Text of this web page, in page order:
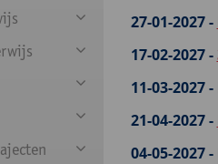
27-01-2027 -
17-02-2027 -
11-03-2027 -
21-04-2027 -
04-05-2027 -